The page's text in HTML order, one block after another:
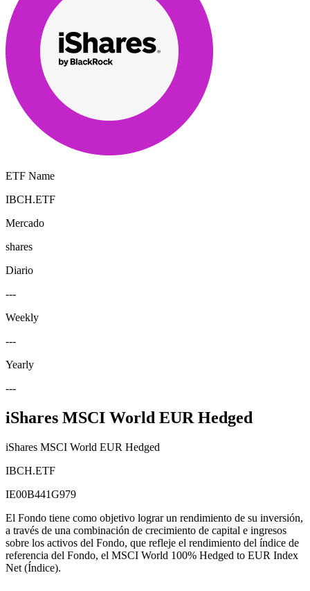
ETF Name
IBCH.ETF
Mercado
shares
Diario
---
Weekly
---
Yearly
---
iShares MSCI World EUR Hedged
iShares MSCI World EUR Hedged
IBCH.ETF
IE00B441G979
El Fondo tiene como objetivo lograr un rendimiento de su inversión,
a través de una combinación de crecimiento de capital e ingresos
sobre los activos del Fondo, que refleje el rendimiento del índice de
referencia del Fondo, el MSCI World 100% Hedged to EUR Index
Net (Índice).